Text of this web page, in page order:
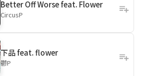
Better Off Worse feat. Flower
CircusP
下品 feat. flower
鬱P